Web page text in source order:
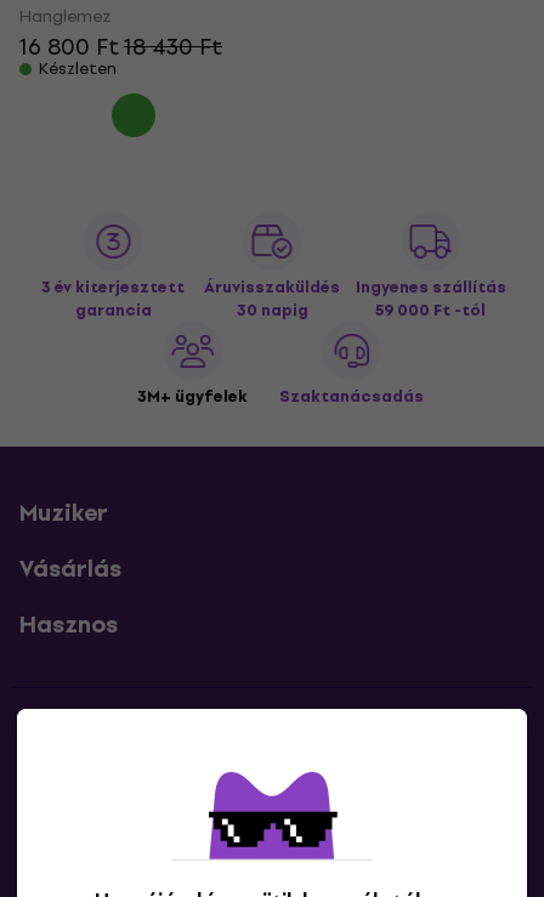
Hanglemez
16 800 Ft18 430 Ft
Készleten
3 év kiterjesztett
garancia
Áruvisszaküldés
30 napig
Ingyenes szállítás
59 000 Ft -tól
3M+ ügyfelek Szaktanácsadás
Muziker
Vásárlás
Hasznos
Lépj kapcsolatba velünk